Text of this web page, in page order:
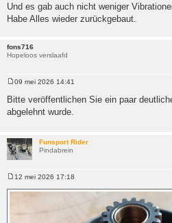
Und es gab auch nicht weniger
Habe Alles wieder zurückgebaut.
fons716
Hopeloos verslaafd
09 mei 2026 14:41
Bitte veröffentlichen Sie ein paar
abgelehnt wurde.
Funsport Rider
Pindabrein
12 mei 2026 17:18